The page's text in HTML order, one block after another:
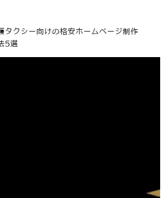
タクシー向けの格安ホームページ制作
5選